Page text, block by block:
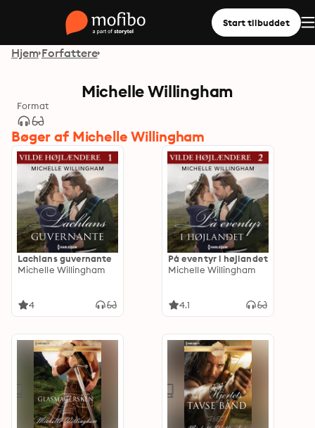
Start tilbuddet
Hjem Forfattere
Michelle Willingham
Format
Bøger af Michelle Willingham
Lachlans guvernante
Michelle Willingham
4
På eventyr i højlandet
Michelle Willingham
4.1